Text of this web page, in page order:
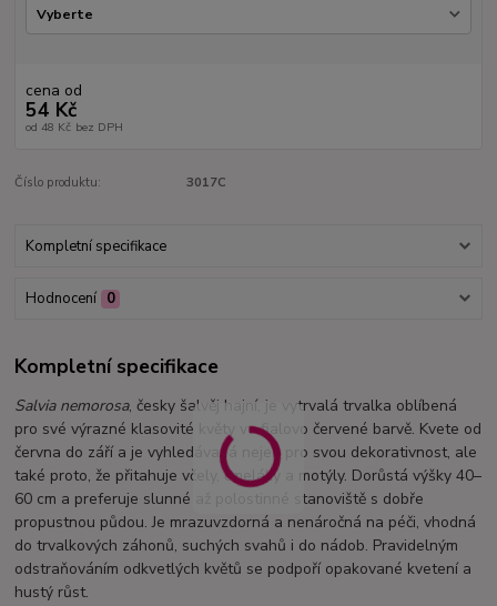
cena od
54 Kč
od 48 Kč bez DPH
Číslo produktu: 3017C
Kompletní specifikace
Hodnocení 0
Kompletní specifikace
Salvia nemorosa, česky šalvěj hajní, je vytrvalá trvalka oblíbená
pro své výrazné klasovité květy ve fialovo červené barvě. Kvete od
června do září a je vyhledávaná nejen pro svou dekorativnost, ale
také proto, že přitahuje včely, čmeláky a motýly. Dorůstá výšky 40–
60 cm a preferuje slunné až polostinné stanoviště s dobře
propustnou půdou. Je mrazuvzdorná a nenáročná na péči, vhodná
do trvalkových záhonů, suchých svahů i do nádob. Pravidelným
odstraňováním odkvetlých květů se podpoří opakované kvetení a
hustý růst.